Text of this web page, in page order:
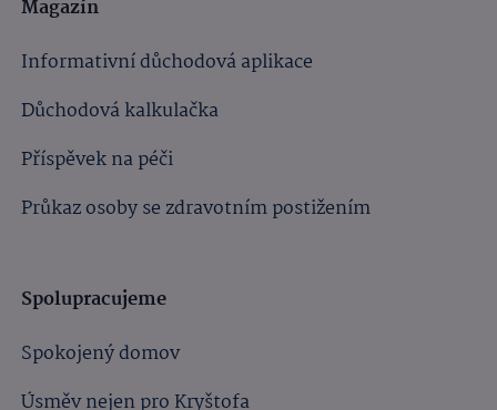
Magazín
Informativní důchodová aplikace
Důchodová kalkulačka
Příspěvek na péči
Průkaz osoby se zdravotním postižením
Spolupracujeme
Spokojený domov
Úsměv nejen pro Kryštofa